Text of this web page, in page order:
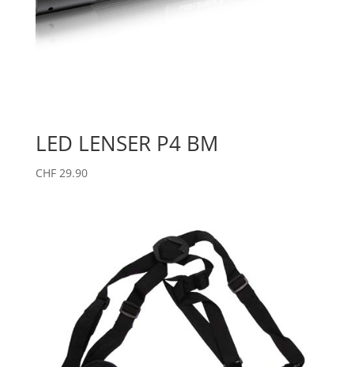
LED LENSER P4 BM
CHF29.90